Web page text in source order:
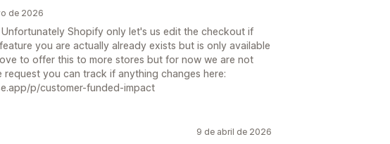
de 2026
Shopify only let's us edit the checkout if
you are actually already exists but is only available
to offer this to more stores but for now we are not
request you can track if anything changes here:
p/customer-funded-impact
9 de abril de 2026